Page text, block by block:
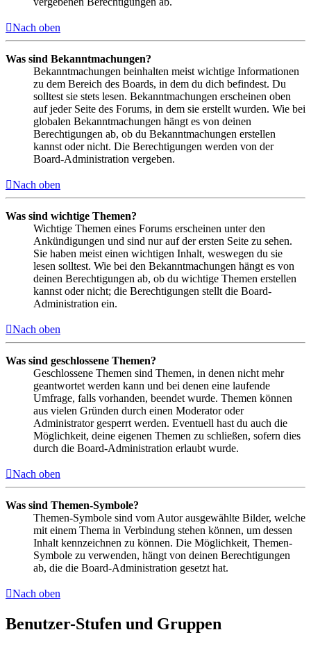
Nach oben
Was sind Bekanntmachungen?
Bekanntmachungen beinhalten meist wichtige Informationen
zu dem Bereich des Boards, in dem du dich befindest. Du
solltest sie stets lesen. Bekanntmachungen erscheinen oben
auf jeder Seite des Forums, in dem sie erstellt wurden. Wie bei
globalen Bekanntmachungen hängt es von deinen
Berechtigungen ab, ob du Bekanntmachungen erstellen
kannst oder nicht. Die Berechtigungen werden von der
Board-Administration vergeben.
Nach oben
Was sind wichtige Themen?
Wichtige Themen eines Forums erscheinen unter den
Ankündigungen und sind nur auf der ersten Seite zu sehen.
Sie haben meist einen wichtigen Inhalt, weswegen du sie
lesen solltest. Wie bei den Bekanntmachungen hängt es von
deinen Berechtigungen ab, ob du wichtige Themen erstellen
kannst oder nicht; die Berechtigungen stellt die Board-
Administration ein.
Nach oben
Was sind geschlossene Themen?
Geschlossene Themen sind Themen, in denen nicht mehr
geantwortet werden kann und bei denen eine laufende
Umfrage, falls vorhanden, beendet wurde. Themen können
aus vielen Gründen durch einen Moderator oder
Administrator gesperrt werden. Eventuell hast du auch die
Möglichkeit, deine eigenen Themen zu schließen, sofern dies
durch die Board-Administration erlaubt wurde.
Nach oben
Was sind Themen-Symbole?
Themen-Symbole sind vom Autor ausgewählte Bilder, welche
mit einem Thema in Verbindung stehen können, um dessen
Inhalt kennzeichnen zu können. Die Möglichkeit, Themen-
Symbole zu verwenden, hängt von deinen Berechtigungen
ab, die die Board-Administration gesetzt hat.
Nach oben
Benutzer-Stufen und Gruppen